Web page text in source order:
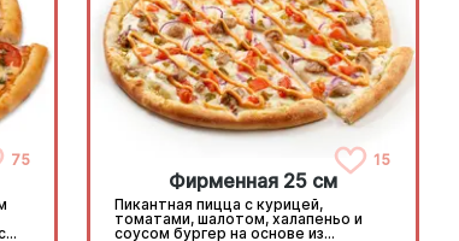
75 15
Фирменная 25 см
Пикантная пицца с курицей,
томатами, шалотом, халапеньо и
соусом бургер на основе из